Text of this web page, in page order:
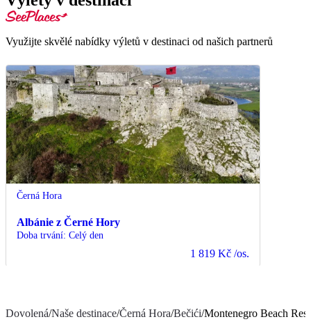
Využijte skvělé nabídky výletů v destinaci od našich partnerů
Černá Hora
Albánie z Černé Hory
Doba trvání: Celý den
1 819 Kč /os.
Dovolená/Naše destinace/Černá Hora/Bečići/Montenegro Beach